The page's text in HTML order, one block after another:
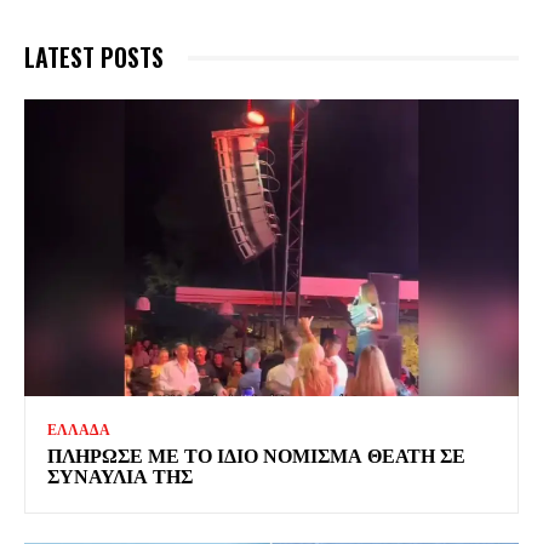
LATEST POSTS
ΕΛΛΑΔΑ
ΠΛΗΡΩΣΕ ΜΕ ΤΟ ΙΔΙΟ ΝΟΜΙΣΜΑ ΘΕΑΤΗ ΣΕ
ΣΥΝΑΥΛΙΑ ΤΗΣ